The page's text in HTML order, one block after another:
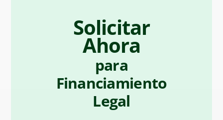
Solicitar
Ahora
para
Financiamiento
Legal